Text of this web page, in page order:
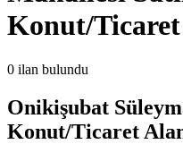
Konut/Ticaret
0 ilan bulundu
Onikişubat
Konut/Ticaret